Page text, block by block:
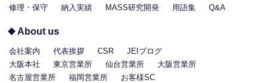
修理・保守
納入実績 MASS研究開発 用語集 Q&A
About us
会社案内 代表挨拶 CSR
JEIブログ
大阪本社
東京営業所 仙台営業所
大阪営業所
名古屋営業所
福岡営業所 お客様SC